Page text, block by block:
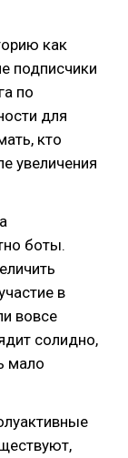
как
подписчики
по
для
кто
увеличения
боты.
в
вовсе
солидно,
мало